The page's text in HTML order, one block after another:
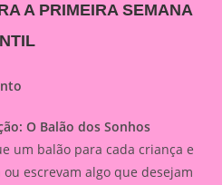
A PRIMEIRA SEMANA
O Balão dos Sonhos
um balão para cada criança e
escrevam algo que desejam